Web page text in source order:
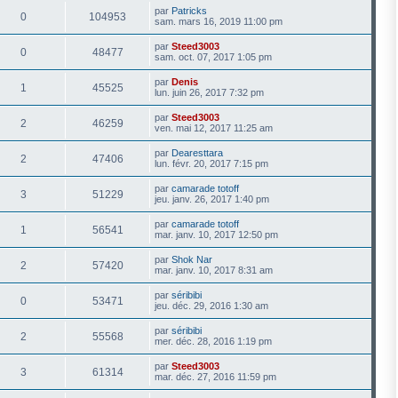
0 104953 par Patricks
sam. mars 16, 2019 11:00 pm
0 48477 par Steed3003
sam. oct. 07, 2017 1:05 pm
1 45525 par Denis
lun. juin 26, 2017 7:32 pm
2 46259 par Steed3003
ven. mai 12, 2017 11:25 am
2 47406 par Dearesttara
lun. févr. 20, 2017 7:15 pm
3 51229 par camarade totoff
jeu. janv. 26, 2017 1:40 pm
1 56541 par camarade totoff
mar. janv. 10, 2017 12:50 pm
2 57420 par Shok Nar
mar. janv. 10, 2017 8:31 am
0 53471 par séribibi
jeu. déc. 29, 2016 1:30 am
2 55568 par séribibi
mer. déc. 28, 2016 1:19 pm
3 61314 par Steed3003
mar. déc. 27, 2016 11:59 pm